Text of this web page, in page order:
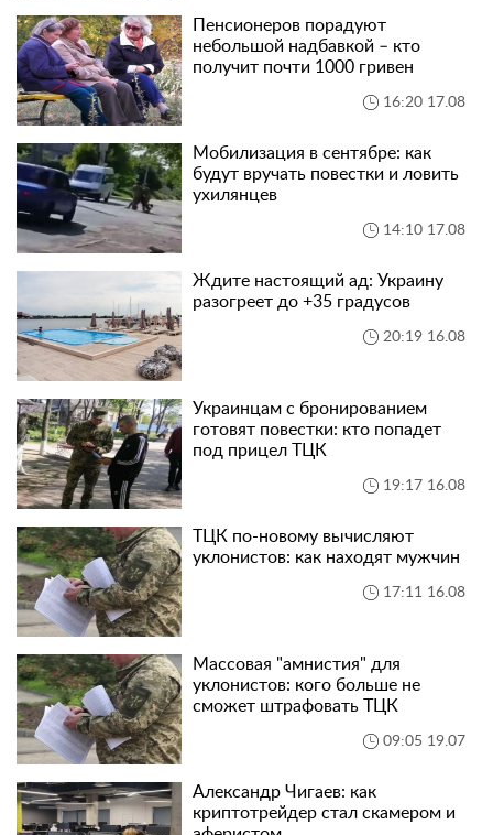
Пенсионеров порадуют
небольшой надбавкой – кто
получит почти 1000 гривен
16:20 17.08
Мобилизация в сентябре: как
будут вручать повестки и ловить
ухилянцев
14:10 17.08
Ждите настоящий ад: Украину
разогреет до +35 градусов
20:19 16.08
Украинцам с бронированием
готовят повестки: кто попадет
под прицел ТЦК
19:17 16.08
ТЦК по-новому вычисляют
уклонистов: как находят мужчин
17:11 16.08
Массовая "амнистия" для
уклонистов: кого больше не
сможет штрафовать ТЦК
09:05 19.07
Александр Чигаев: как
криптотрейдер стал скамером и